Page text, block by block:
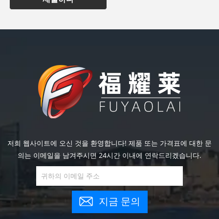
저희 웹사이트에 오신 것을 환영합니다! 제품 또는 가격표에 대한 문
의는 이메일을 남겨주시면 24시간 이내에 연락드리겠습니다.
지금 문의